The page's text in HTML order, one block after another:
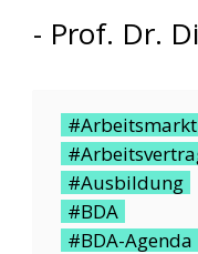
- Prof. Dr.
#Arbeitsmarkt
#Ausbildung
#BDA
#BDA-Agenda